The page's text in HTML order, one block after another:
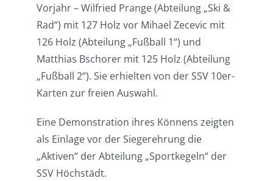
Vorjahr – Wilfried Prange (Abteilung „Ski &
Rad“) mit 127 Holz vor Mihael Zecevic mit
126 Holz (Abteilung „Fußball 1“) und
Matthias Bschorer mit 125 Holz (Abteilung
„Fußball 2“). Sie erhielten von der SSV 10er-
Karten zur freien Auswahl.
Eine Demonstration ihres Könnens zeigten
als Einlage vor der Siegerehrung die
„Aktiven“ der Abteilung „Sportkegeln“ der
SSV Höchstädt.